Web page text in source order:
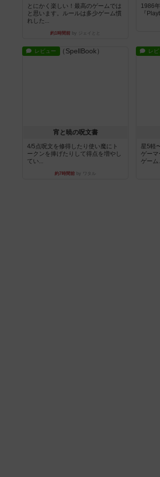
とにかく楽しい！最高のゲームでは
と思います。ルールは多少ゲーム慣
れした...
約1時間前 by ジェイとと
1986
『
レビュー
宵と暁の呪文書
4/5点呪文を修得したり使い魔にト
ークンを捧げたりして得点を増やし
てい...
約7時間前 by ワタル
レ
星5軽
ゲーマ
ゲーム